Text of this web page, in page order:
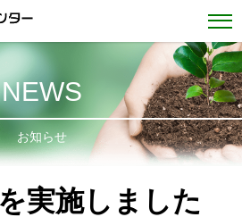
NEWS
お知らせ
実施しました